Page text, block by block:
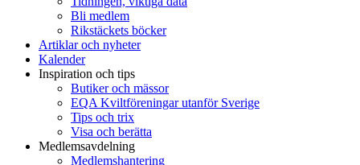
Bli medlem
Rikstäckets böcker
Artiklar och nyheter
Kalender
Inspiration och tips
Butiker och mässor
EQA Kviltföreningar utanför Sverige
Tips och trix
Visa och berätta
Medlemsavdelning
Medlemshantering